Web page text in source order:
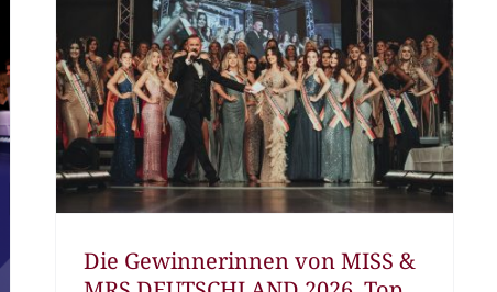
Die Gewinnerinnen von MISS &